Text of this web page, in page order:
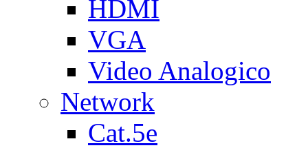
HDMI
VGA
Video Analogico
Network
Cat.5e